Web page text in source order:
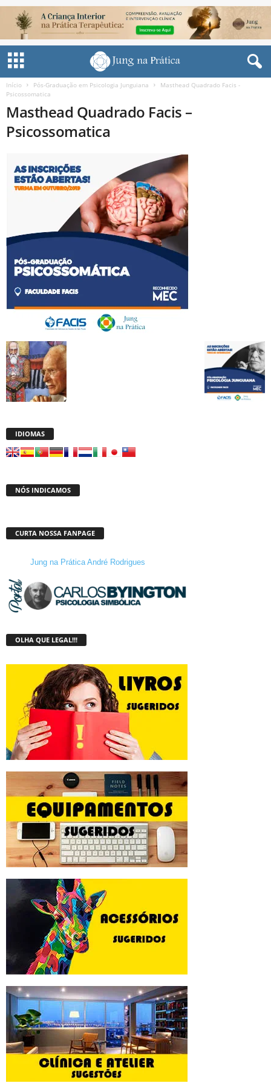
Início Pós-Graduação em Psicologia Junguiana
Masthead Quadrado Facis -
Psicossomatica
Masthead Quadrado Facis –
Psicossomatica
IDIOMAS
NÓS INDICAMOS
CURTA NOSSA FANPAGE
Jung na Prática André Rodrigues
OLHA QUE LEGAL!!!